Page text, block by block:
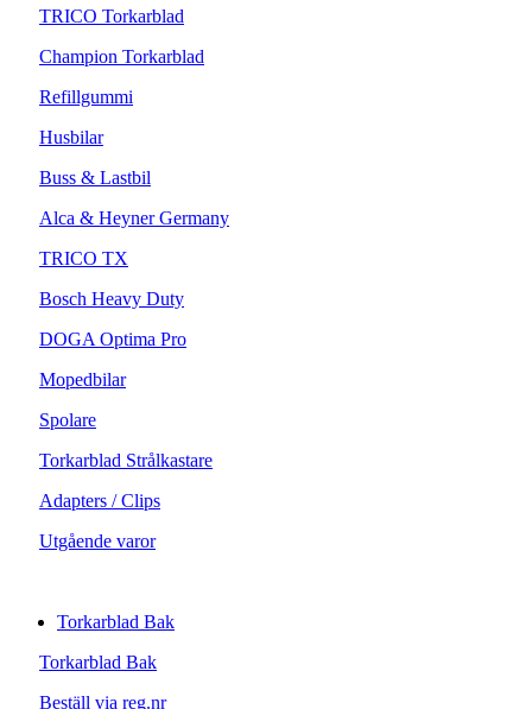
TRICO Torkarblad
Champion Torkarblad
Refillgummi
Husbilar
Buss & Lastbil
Alca & Heyner Germany
TRICO TX
Bosch Heavy Duty
DOGA Optima Pro
Mopedbilar
Spolare
Torkarblad Strålkastare
Adapters / Clips
Utgående varor
Torkarblad Bak
Torkarblad Bak
Beställ via reg.nr